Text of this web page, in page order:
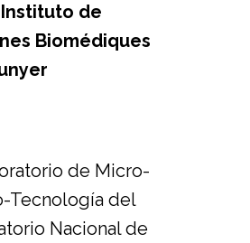
de
Biomédiques
de Micro-
Tecnología del
Nacional de